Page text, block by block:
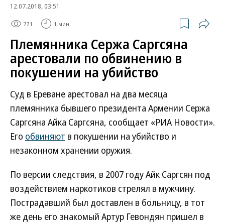
12.07.2018, 03:51
771 1 мин.
Племянника Сержа Саргсяна
арестовали по обвинению в
покушении на убийство
Суд в Ереване арестовал на два месяца
племянника бывшего президента Армении Сержа
Саргсяна Айка Саргсяна, сообщает «РИА Новости».
Его обвиняют в покушении на убийство и
незаконном хранении оружия.
По версии следствия, в 2007 году Айк Саргсян под
воздействием наркотиков стрелял в мужчину.
Пострадавший был доставлен в больницу, в тот
же день его знакомый Артур Гевондян пришел в